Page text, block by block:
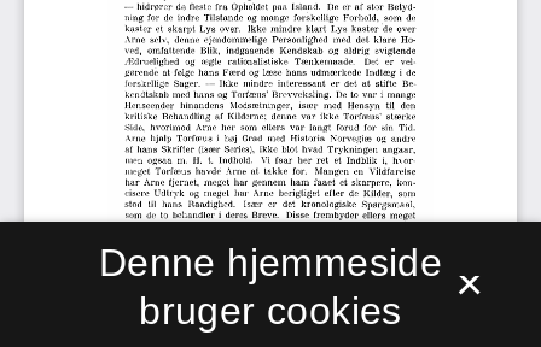
×
Denne hjemmeside
bruger cookies